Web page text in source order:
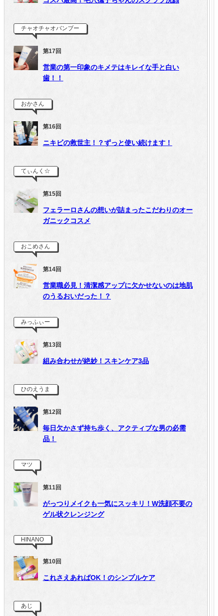
チャオチャオバンブー
第17回
営業の第一印象のキメテはキレイな手と白い
歯！！
おかさん
第16回
ニキビの救世主！？ずっと使い続けます！
てぃんく☆
第15回
フェラーロさんの想いが詰まったこだわりのオー
ガニックコスメ
おこめさん
第14回
営業職必見！清潔感アップに欠かせないのは地肌
のうるおいだった！？
みっふぃー
第13回
組み合わせが絶妙！スキンケア3品
ひのえうま
第12回
毎日欠かさず持ち歩く、アクティブな男の必需
品！
マツ
第11回
がっつりメイクも一気にスッキリ！W洗顔不要の
ゲル状クレンジング
HINANO
第10回
これさえあればOK！のシンプルケア
あじ